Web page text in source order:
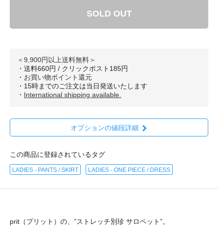
SOLD OUT
＜9,900円以上送料無料＞
・送料660円 / クリックポスト185円
・ お買い物ポイント還元
・15時までのご注文は当日発送いたします
・ International shipping available.
オプションの値段詳細
この商品に登録されているタグ
LADIES - PANTS / SKIRT LADIES - ONE PIECE / DRESS
prit（プリット）の、”ストレッチ別珍 サロペット”。